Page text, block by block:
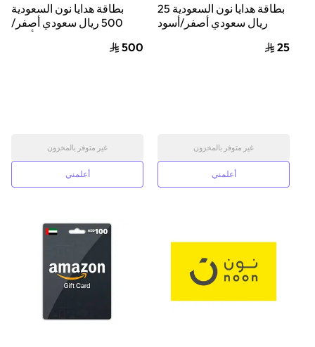
بطاقة هدايا نون السعودية 25
ريال سعودي أصفر/أسود
25
غير متوفر بالمخزون
أعلمني
بطاقة هدايا نون السعودية
500 ريال سعودي أصفر/
أسود
500
غير متوفر بالمخزون
أعلمني